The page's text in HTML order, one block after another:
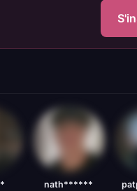
nath******